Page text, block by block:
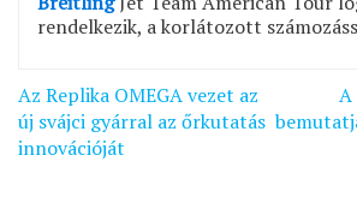
rendelkezik, a korlátozott
Bejegyzés
navigáció
Az Replika OMEGA vezet az
új svájci gyárral az őrkutatás
innovációját
A